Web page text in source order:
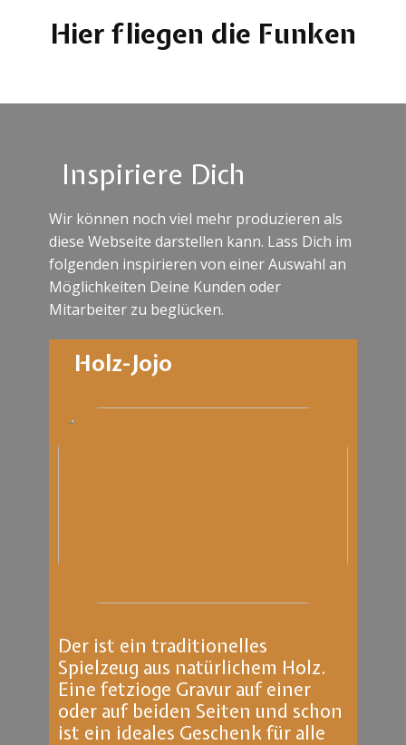
Hier fliegen die Funken
Inspiriere Dich
Wir können noch viel mehr produzieren als
diese Webseite darstellen kann. Lass Dich im
folgenden inspirieren von einer Auswahl an
Möglichkeiten Deine Kunden oder
Mitarbeiter zu beglücken.
Holz-Jojo
Der ist ein traditionelles
Spielzeug aus natürlichem Holz.
Eine fetzioge Gravur auf einer
oder auf beiden Seiten und schon
ist ein ideales Geschenk für alle